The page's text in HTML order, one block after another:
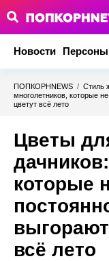
Новости Персоны
ПОПКОРНNEWS / Стиль
многолетников, которые
цветут всё лето
Цветы
которые
всё лето